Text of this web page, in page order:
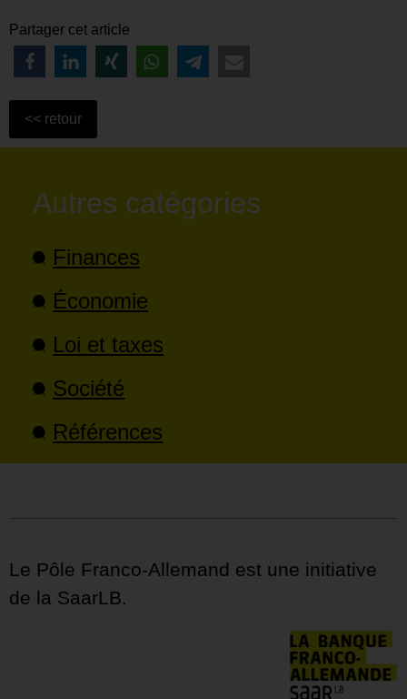
Partager cet article
Autres catégories
Finances
Économie
Loi et taxes
Société
Références
Le Pôle Franco-Allemand est une initiative
de la SaarLB.